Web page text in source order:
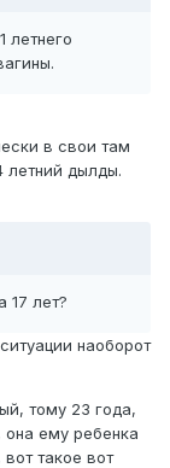
летнего
в свои там
летний дылды.
17 лет?
наоборот
тому 23 года,
ему ребенка
такое вот